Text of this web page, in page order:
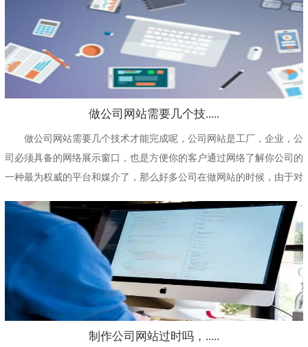
做公司网站需要几个技.....
做公司网站需要几个技术才能完成呢，公司网站是工厂，企业，公
司必须具备的网络展示窗口，也是方便你的客户通过网络了解你公司的
一种最为权威的平台和媒介了，那么好多公司在做网站的时候，由于对
制作公司网站过时吗，.....